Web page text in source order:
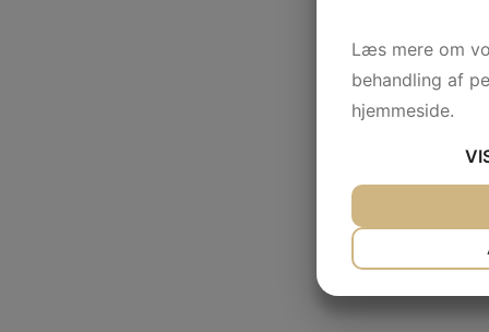
Læs mere om
behandling af
hjemmeside.